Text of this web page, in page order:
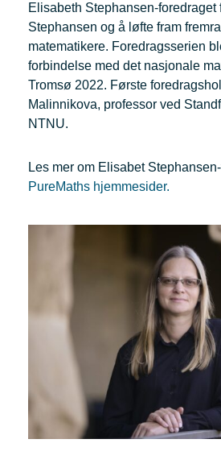
Elisabeth Stephansen-foredraget
Stephansen og å løfte fram
matematikere. Foredragsserien
forbindelse med det nasjonale
Tromsø 2022. Første
Malinnikova, professor ved
NTNU.
Les mer om Elisabet
PureMaths hjemmesider.